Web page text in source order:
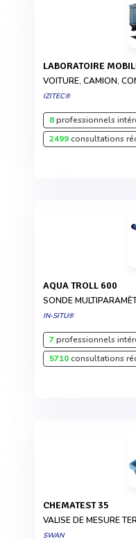
LABORATOIRE
VOITURE, CAMION,
IZITEC®
8professionnels
2499consultations
AQUA TROLL 600
SONDE
IN-SITU®
7professionnels
5710consultations
CHEMATEST 35
VALISE DE MESURE
SWAN